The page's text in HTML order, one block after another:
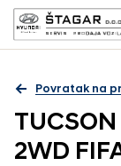
Povratak na
TUCSON
2WD